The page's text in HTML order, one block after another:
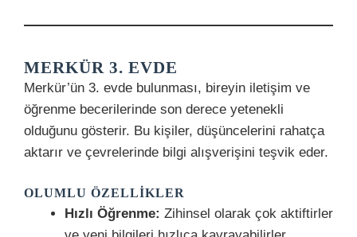
MERKÜR 3. EVDE
Merkür’ün 3. evde bulunması, bireyin iletişim ve
öğrenme becerilerinde son derece yetenekli
olduğunu gösterir. Bu kişiler, düşüncelerini rahatça
aktarır ve çevrelerinde bilgi alışverişini teşvik eder.
OLUMLU ÖZELLIKLER
Hızlı Öğrenme: Zihinsel olarak çok aktiftirler